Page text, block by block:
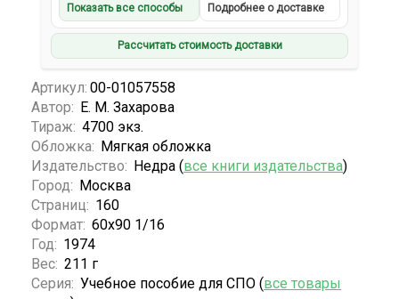
Показать все способы Подробнее о доставке
Рассчитать стоимость доставки
Артикул: 00-01057558
Автор: Е. М. Захарова
Тираж: 4700 экз.
Обложка: Мягкая обложка
Издательство: Недра (все книги издательства)
Город: Москва
Страниц: 160
Формат: 60x90 1/16
Год: 1974
Вес: 211 г
Серия: Учебное пособие для СПО (все товары